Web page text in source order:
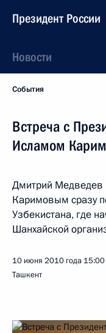
Президент России
Новости
События
Встреча с
Исламом
Дмитрий Медведев
Каримовым сразу
Узбекистана, где
Шанхайской
10 июня 2010 года 15:00
Ташкент